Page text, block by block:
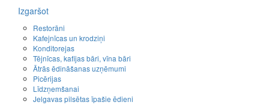
Izgaršot
Restorāni
Kafejnīcas un krodziņi
Konditorejas
Tējnīcas, kafijas bāri, vīna bāri
Ātrās ēdināšanas uzņēmumi
Picērijas
Līdzņemšanai
Jelgavas pilsētas īpašie ēdieni